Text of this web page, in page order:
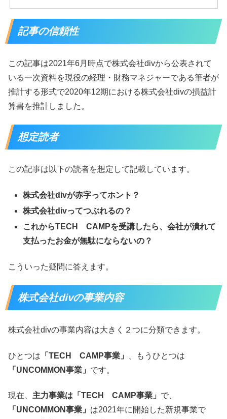
記事の信頼性
この記事は2021年6月時点で株式会社divから公表されて
いる一次資料を現役の経理・財務マネジャーである筆者が
推計する形式で2020年12期における株式会社divの損益計
算書を推計しました。
想定読者
この記事は以下の読者を想定して記載しています。
株式会社divが赤字ってホント？
株式会社divってつぶれるの？
これからTECH CAMPを受講したら、会社が潰れて
支払ったお金が無駄にならないの？
こういった疑問に答えます。
株式会社divの事業内容
株式会社divの事業内容は大きく２つに分類できます。
ひとつは 「TECH CAMP事業」
、もうひとつは
「UNCOMMON事業」 です。
現在、 主力事業は「TECH CAMP事業」 で、
「UNCOMMON事業」 は2021年に開始した新規事業で